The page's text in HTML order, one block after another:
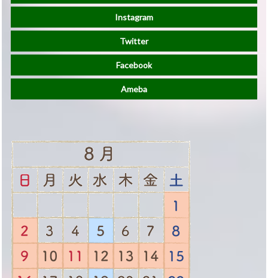
Instagram
Twitter
Facebook
Ameba